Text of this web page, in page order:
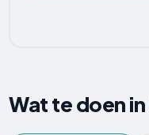
Wat te doen